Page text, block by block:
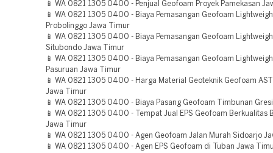
📱 WA 0821 1305 0400 - Penjual Geofoam Proyek Pamekasan
📱 WA 0821 1305 0400 - Biaya Pemasangan Geofoam
Probolinggo Jawa Timur
📱 WA 0821 1305 0400 - Biaya Pemasangan Geofoam
Situbondo Jawa Timur
📱 WA 0821 1305 0400 - Biaya Pemasangan Geofoam
Pasuruan Jawa Timur
📱 WA 0821 1305 0400 - Harga Material Geoteknik Geofoam
Jawa Timur
📱 WA 0821 1305 0400 - Biaya Pasang Geofoam Timbunan
📱 WA 0821 1305 0400 - Tempat Jual EPS Geofoam Berkualitas
Jawa Timur
📱 WA 0821 1305 0400 - Agen Geofoam Jalan Murah Sidoarjo
📱 WA 0821 1305 0400 - Agen EPS Geofoam di Tuban Jawa